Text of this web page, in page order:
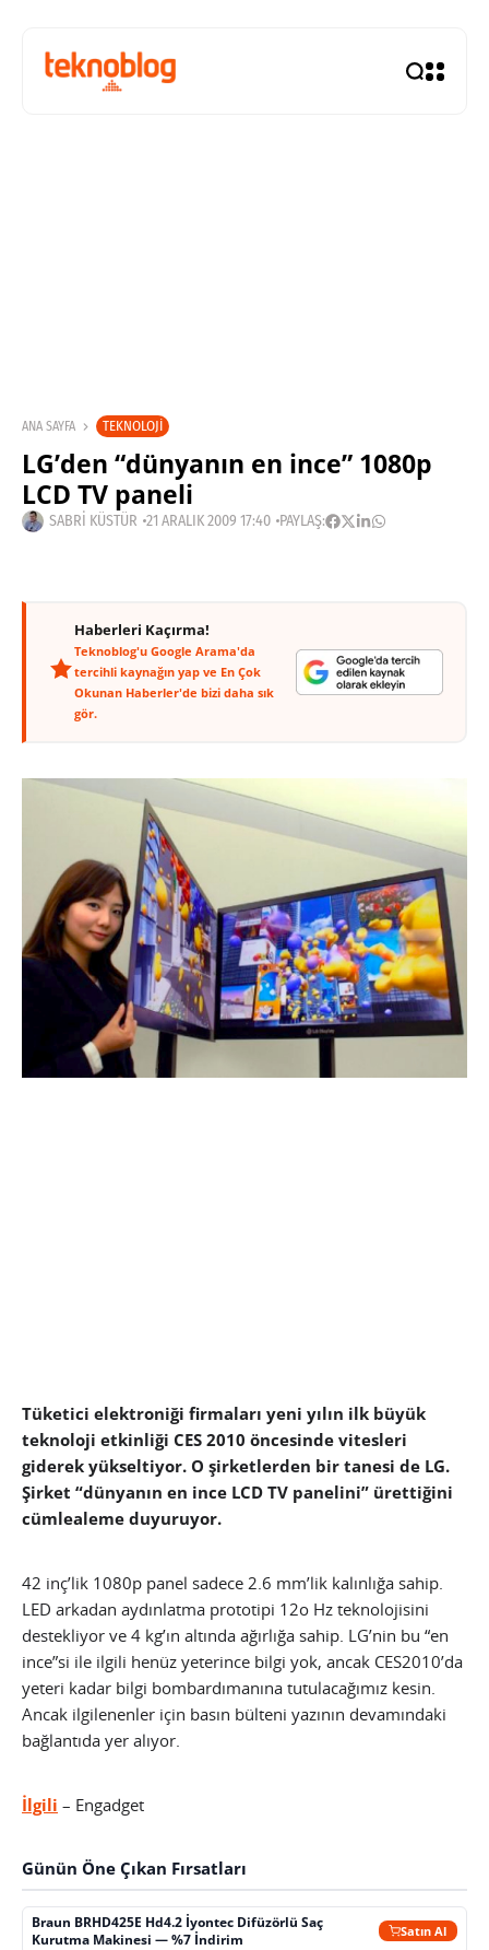
ANA SAYFA TEKNOLOJI
LG’den “dünyanın en ince” 1080p
LCD TV paneli
SABRI KÜSTÜR 21 ARALIK 2009 17:40 PAYLAŞ:
Haberleri Kaçırma!
Teknoblog'u Google Arama'da
tercihli kaynağın yap ve En Çok
Okunan Haberler'de bizi daha sık
gör.
Tüketici elektroniği firmaları yeni yılın ilk büyük
teknoloji etkinliği CES 2010 öncesinde vitesleri
giderek yükseltiyor. O şirketlerden bir tanesi de LG.
Şirket “dünyanın en ince LCD TV panelini” ürettiğini
cümlealeme duyuruyor.
42 inç’lik 1080p panel sadece 2.6 mm’lik kalınlığa sahip.
LED arkadan aydınlatma prototipi 12o Hz teknolojisini
destekliyor ve 4 kg’ın altında ağırlığa sahip. LG’nin bu “en
ince”si ile ilgili henüz yeterince bilgi yok, ancak CES2010’da
yeteri kadar bilgi bombardımanına tutulacağımız kesin.
Ancak ilgilenenler için basın bülteni yazının devamındaki
bağlantıda yer alıyor.
İlgili – Engadget
Günün Öne Çıkan Fırsatları
Braun BRHD425E Hd4.2 İyontec Difüzörlü Saç
Kurutma Makinesi — %7 İndirim
Satın Al